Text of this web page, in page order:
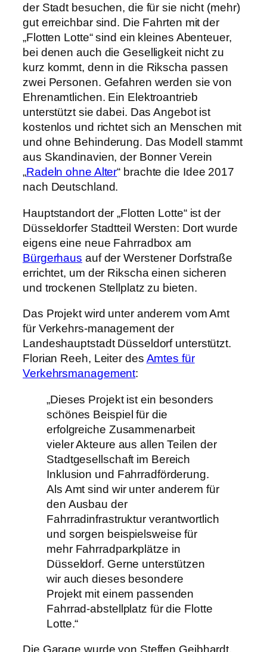
der Stadt besuchen, die für sie nicht (mehr)
gut erreichbar sind. Die Fahrten mit der
„Flotten Lotte“ sind ein kleines Abenteuer,
bei denen auch die Geselligkeit nicht zu
kurz kommt, denn in die Rikscha passen
zwei Personen. Gefahren werden sie von
Ehrenamtlichen. Ein Elektroantrieb
unterstützt sie dabei. Das Angebot ist
kostenlos und richtet sich an Menschen mit
und ohne Behinderung. Das Modell stammt
aus Skandinavien, der Bonner Verein
„Radeln ohne Alter“ brachte die Idee 2017
nach Deutschland.
Hauptstandort der „Flotten Lotte“ ist der
Düsseldorfer Stadtteil Wersten: Dort wurde
eigens eine neue Fahrradbox am
Bürgerhaus auf der Werstener Dorfstraße
errichtet, um der Rikscha einen sicheren
und trockenen Stellplatz zu bieten.
Das Projekt wird unter anderem vom Amt
für Verkehrs-management der
Landeshauptstadt Düsseldorf unterstützt.
Florian Reeh, Leiter des Amtes für
Verkehrsmanagement:
„Dieses Projekt ist ein besonders
schönes Beispiel für die
erfolgreiche Zusammenarbeit
vieler Akteure aus allen Teilen der
Stadtgesellschaft im Bereich
Inklusion und Fahrradförderung.
Als Amt sind wir unter anderem für
den Ausbau der
Fahrradinfrastruktur verantwortlich
und sorgen beispielsweise für
mehr Fahrradparkplätze in
Düsseldorf. Gerne unterstützen
wir auch dieses besondere
Projekt mit einem passenden
Fahrrad-abstellplatz für die Flotte
Lotte.“